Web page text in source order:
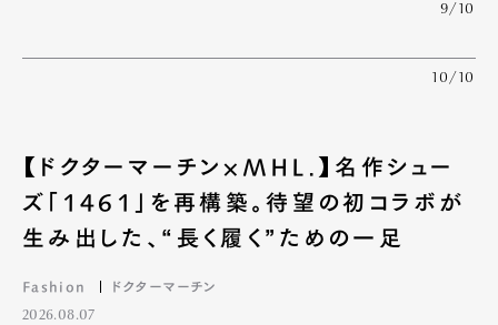
9/10
10/10
【ドクターマーチン×MHL.】名作シュー
ズ「1461」を再構築。待望の初コラボが
生み出した、“長く履く”ための一足
Fashion ドクターマーチン
2026.08.07